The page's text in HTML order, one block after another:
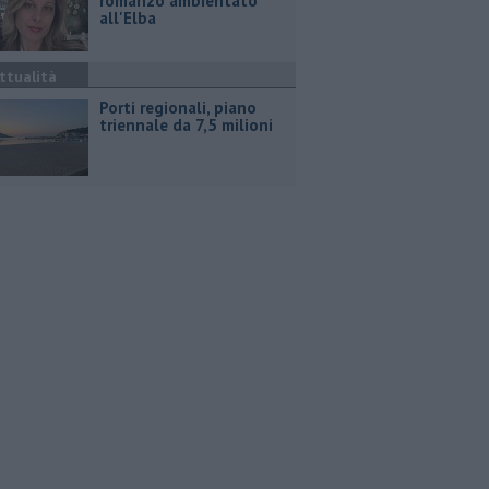
all'Elba
Porti regionali, piano
triennale da 7,5 milioni